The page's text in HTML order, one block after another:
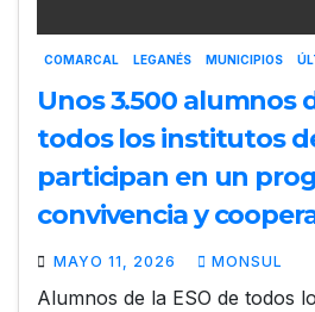
COMARCAL LEGANÉS MUNICIPIOS
Unos 3.500 alumnos
todos los institutos
participan en un
convivencia y
MAYO 11, 2026 MONSUL
Alumnos de la ESO de todos